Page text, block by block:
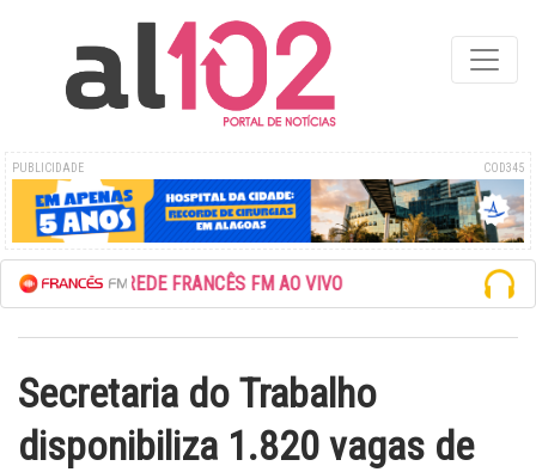
PUBLICIDADE COD345
ESCUTE A REDE FRANCÊS FM AO VIVO
Secretaria do Trabalho
disponibiliza 1.820 vagas de